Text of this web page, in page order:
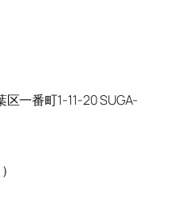
一番町1-11-20 SUGA-